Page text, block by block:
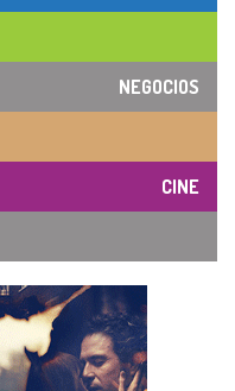
NEGOCIOS
CINE